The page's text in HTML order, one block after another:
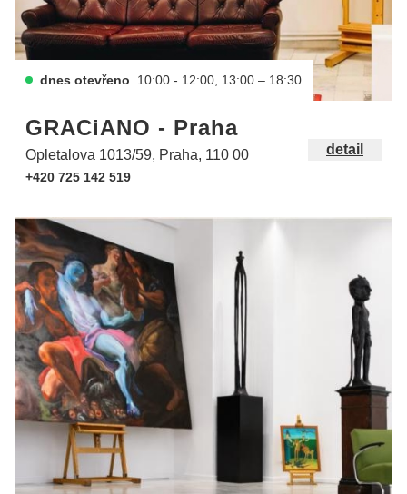
dnes otevřeno 10:00 - 12:00, 13:00 – 18:30
GRACiANO - Praha
Opletalova 1013/59, Praha, 110 00
+420 725 142 519
detail